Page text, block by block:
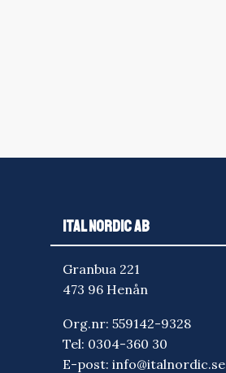
ITAL NORDIC AB
Granbua 221
473 96 Henån
Org.nr: 559142-9328
Tel: 0304-360 30
E-post: info@italnordic.se